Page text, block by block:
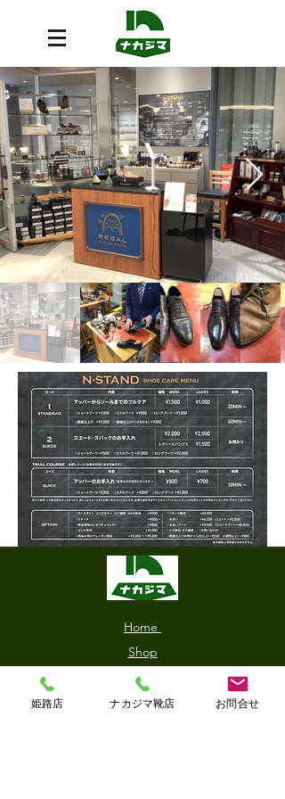
Home
Shop
About us
Shoe Care
姫路店 ナカジマ靴店 お問合せ